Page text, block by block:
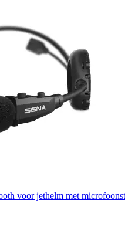
voor jethelm met